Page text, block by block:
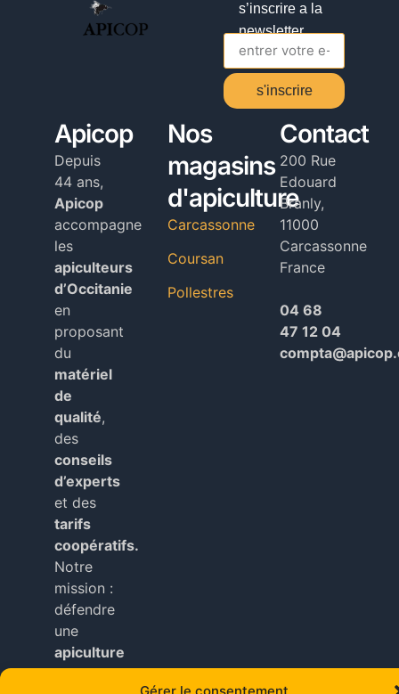
s’inscrire a la
newsletter
s'inscrire
Alternative:
Apicop
Depuis
44 ans,
Apicop
accompagne
les
apiculteurs
d’Occitanie
en
proposant
du
matériel
de
qualité,
des
conseils
d’experts
et des
tarifs
coopératifs.
Notre
mission :
défendre
une
apiculture
locale,
Nos
magasins
d'apiculture
Carcassonne
Coursan
Pollestres
Contact
200 Rue
Edouard
Branly,
11000
Carcassonne
France
04 68
47 12 04